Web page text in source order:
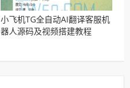
小飞机TG全自动AI翻译客服机
器人源码及视频搭建教程